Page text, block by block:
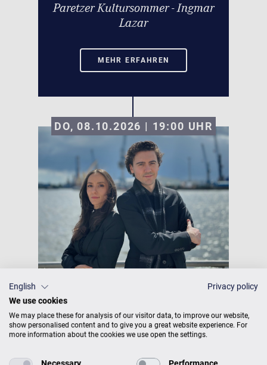
Paretzer Kultursommer - Ingmar
Lazar
MEHR ERFAHREN
DO, 08.10.2026 | 19:00 UHR
C. BECHSTEIN CENTRUM HAMBURG
Melis Ezgi Sakabas & Mert
Yeşilmenderes / Kammerkonzert
English
Privacy policy
We use cookies
We may place these for analysis of our visitor data, to improve our website,
show personalised content and to give you a great website experience. For
more information about the cookies we use open the settings.